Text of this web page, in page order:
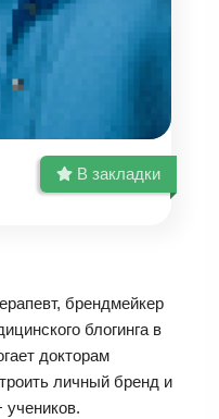
В закладки
брендмейкер
блогинга в
докторам
личный бренд и
учеников.